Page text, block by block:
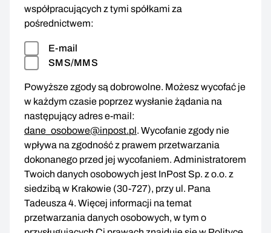
współpracujących z tymi spółkami za
pośrednictwem:
E-mail
SMS/MMS
Powyższe zgody są dobrowolne. Możesz wycofać je
w każdym czasie poprzez wysłanie żądania na
następujący adres e-mail:
dane_osobowe@inpost.pl. Wycofanie zgody nie
wpływa na zgodność z prawem przetwarzania
dokonanego przed jej wycofaniem. Administratorem
Twoich danych osobowych jest InPost Sp. z o.o. z
siedzibą w Krakowie (30-727), przy ul. Pana
Tadeusza 4. Więcej informacji na temat
przetwarzania danych osobowych, w tym o